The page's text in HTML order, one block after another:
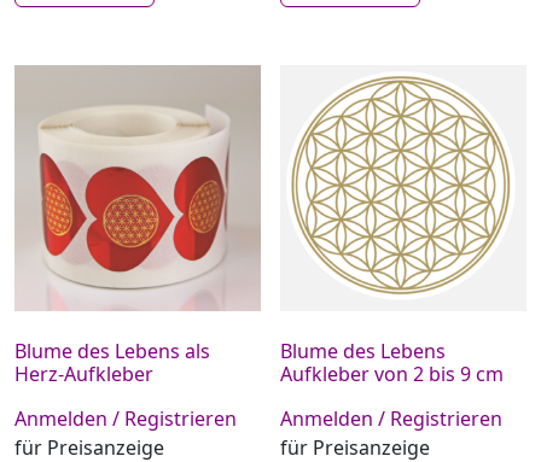
Blume des Lebens als
Herz-Aufkleber
Anmelden / Registrieren
für Preisanzeige
Blume des Lebens
Aufkleber von 2 bis 9 cm
Anmelden / Registrieren
für Preisanzeige